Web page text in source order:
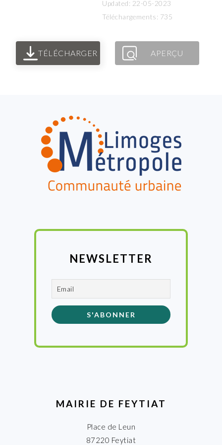
Updated: 22-05-2023
Téléchargements: 735
TÉLÉCHARGER APERÇU
NEWSLETTER
MAIRIE DE FEYTIAT
Place de Leun
87220 Feytiat